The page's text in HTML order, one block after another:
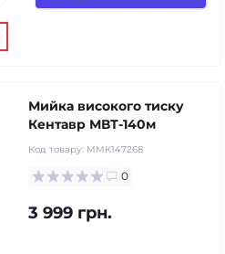
Мийка високого тиску
Кентавр МВТ-140м
Код товару: ММК147268
0
3 999 грн.